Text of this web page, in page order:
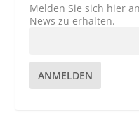
Melden Sie sich hier
News zu erhalten.
ANMELDEN